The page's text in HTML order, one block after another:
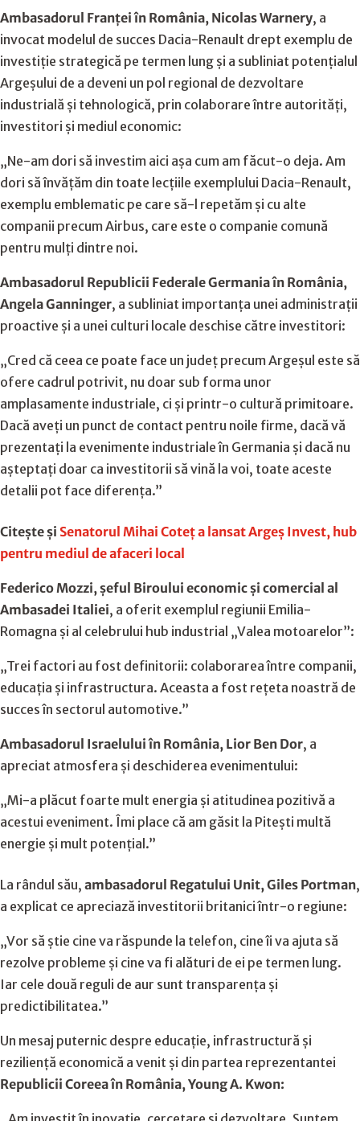
Ambasadorul Franței în România, Nicolas Warnery, a
invocat modelul de succes Dacia-Renault drept exemplu de
investiție strategică pe termen lung și a subliniat potențialul
Argeșului de a deveni un pol regional de dezvoltare
industrială și tehnologică, prin colaborare între autorități,
investitori și mediul economic:
„Ne-am dori să investim aici așa cum am făcut-o deja. Am
dori să învățăm din toate lecțiile exemplului Dacia-Renault,
exemplu emblematic pe care să-l repetăm și cu alte
companii precum Airbus, care este o companie comună
pentru mulți dintre noi.
Ambasadorul Republicii Federale Germania în România,
Angela Ganninger, a subliniat importanța unei administrații
proactive și a unei culturi locale deschise către investitori:
„Cred că ceea ce poate face un județ precum Argeșul este să
ofere cadrul potrivit, nu doar sub forma unor
amplasamente industriale, ci și printr-o cultură primitoare.
Dacă aveți un punct de contact pentru noile firme, dacă vă
prezentați la evenimente industriale în Germania și dacă nu
așteptați doar ca investitorii să vină la voi, toate aceste
detalii pot face diferența.”
Citește și Senatorul Mihai Coteț a lansat Argeș Invest, hub
pentru mediul de afaceri local
Federico Mozzi, șeful Biroului economic și comercial al
Ambasadei Italiei, a oferit exemplul regiunii Emilia-
Romagna și al celebrului hub industrial „Valea motoarelor”:
„Trei factori au fost definitorii: colaborarea între companii,
educația și infrastructura. Aceasta a fost rețeta noastră de
succes în sectorul automotive.”
Ambasadorul Israelului în România, Lior Ben Dor, a
apreciat atmosfera și deschiderea evenimentului:
„Mi-a plăcut foarte mult energia și atitudinea pozitivă a
acestui eveniment. Îmi place că am găsit la Pitești multă
energie și mult potențial.”
La rândul său, ambasadorul Regatului Unit, Giles Portman,
a explicat ce apreciază investitorii britanici într-o regiune:
„Vor să știe cine va răspunde la telefon, cine îi va ajuta să
rezolve probleme și cine va fi alături de ei pe termen lung.
Iar cele două reguli de aur sunt transparența și
predictibilitatea.”
Un mesaj puternic despre educație, infrastructură și
reziliență economică a venit și din partea reprezentantei
Republicii Coreea în România, Young A. Kwon: